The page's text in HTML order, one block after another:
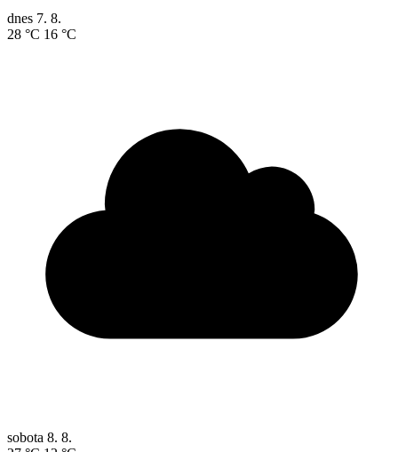
dnes 7. 8.
28 °C 16 °C
sobota 8. 8.